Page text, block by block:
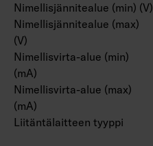
Nimellisjännitealue (min) (V)
Nimellisjännitealue (max)
(V)
Nimellisvirta-alue (min)
(mA)
Nimellisvirta-alue (max)
(mA)
Liitäntälaitteen tyyppi